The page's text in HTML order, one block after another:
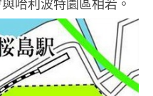
哈利波特園區相若。